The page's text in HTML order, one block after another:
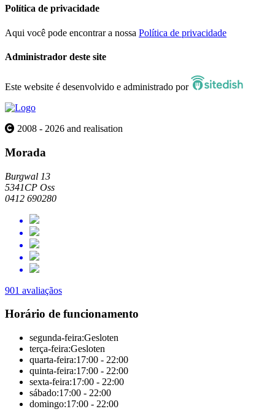
Política de privacidade
Aqui você pode encontrar a nossa Política de privacidade
Administrador deste site
Este website é desenvolvido e administrado por
2008 - 2026 and realisation
Morada
Burgwal 13
5341CP Oss
0412 690280
901 avaliaçãos
Horário de funcionamento
segunda-feira:Gesloten
terça-feira:Gesloten
quarta-feira:17:00 - 22:00
quinta-feira:17:00 - 22:00
sexta-feira:17:00 - 22:00
sábado:17:00 - 22:00
domingo:17:00 - 22:00